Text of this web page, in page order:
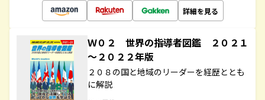
詳細を見る
Ｗ０２ 世界の指導者図鑑 ２０２１
～２０２２年版
２０８の国と地域のリーダーを経歴ととも
に解説